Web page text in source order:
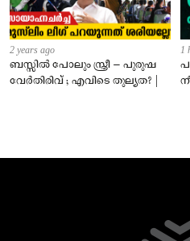
2 years ago
ബസ്സിൽ പോലും സ്ത്രീ – പുരുഷ
വേർതിരിവ് ; എവിടെ തുല്യത? |
1